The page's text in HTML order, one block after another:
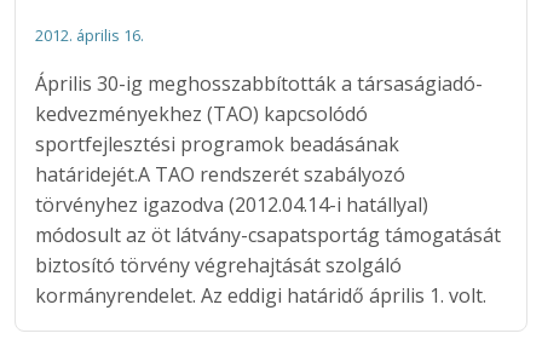
2012. április 16.
Április 30-ig meghosszabbították a társaságiadó-
kedvezményekhez (TAO) kapcsolódó
sportfejlesztési programok beadásának
határidejét.A TAO rendszerét szabályozó
törvényhez igazodva (2012.04.14-i hatállyal)
módosult az öt látvány-csapatsportág támogatását
biztosító törvény végrehajtását szolgáló
kormányrendelet. Az eddigi határidő április 1. volt.